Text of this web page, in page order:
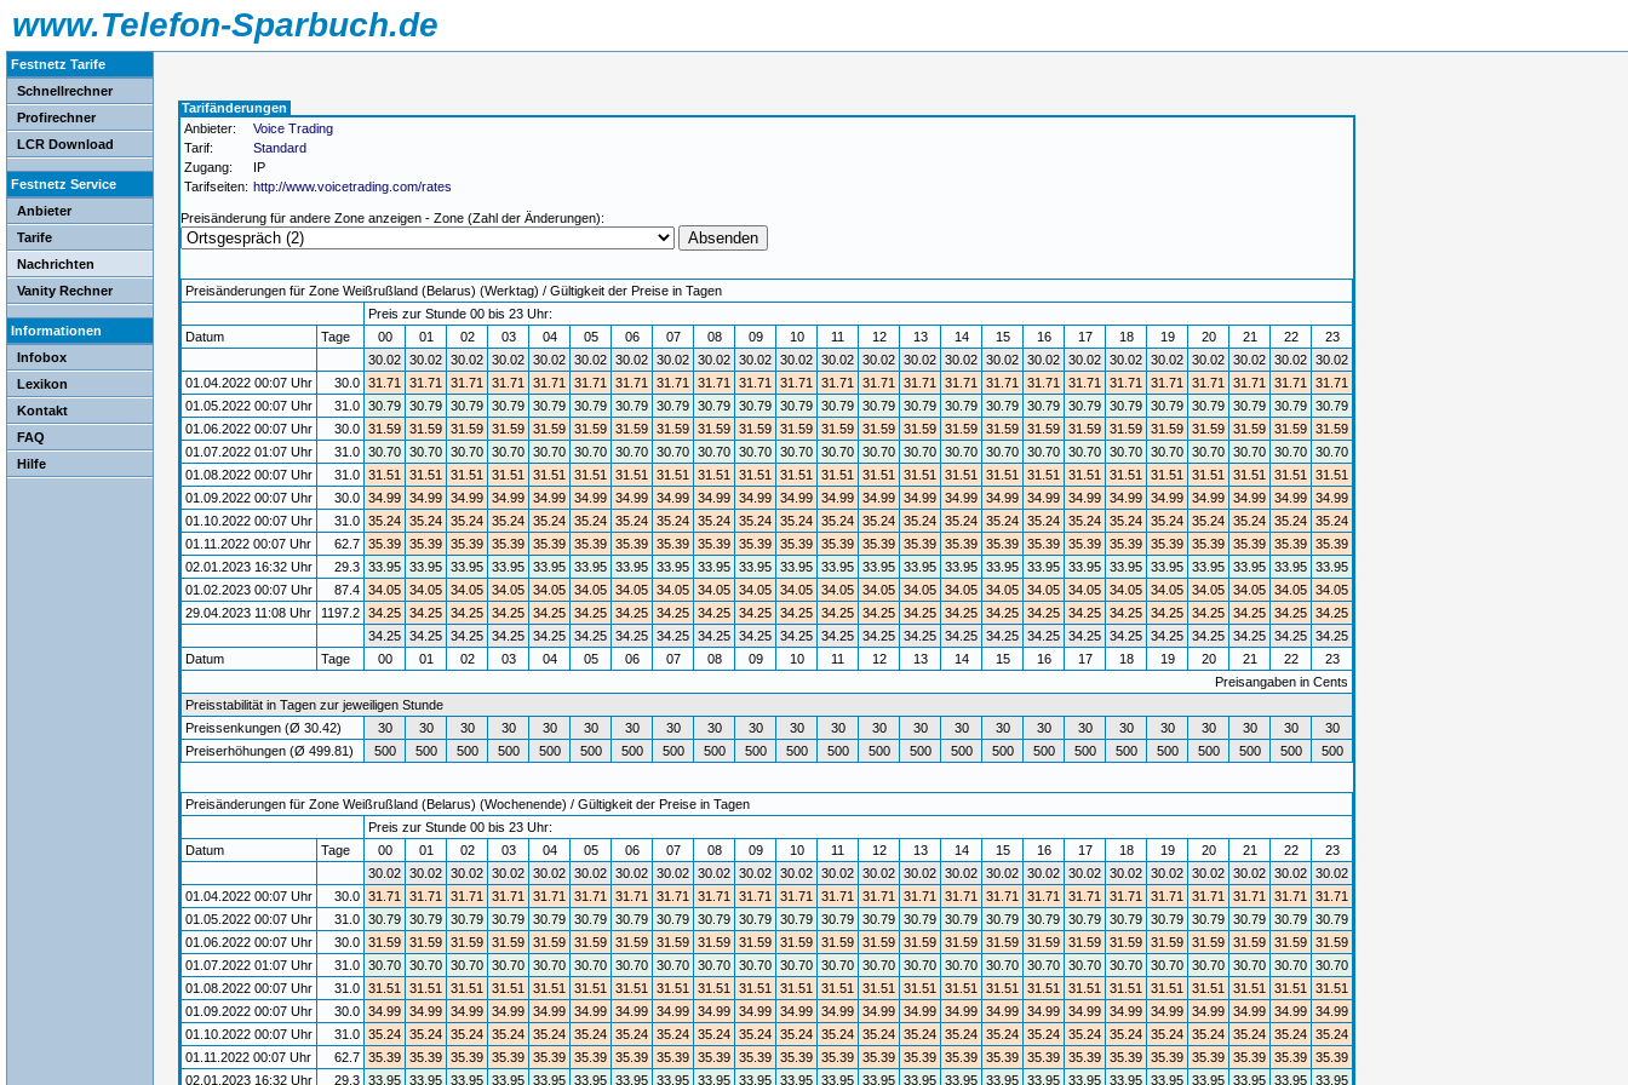
www.Telefon-Sparbuch.de
Festnetz Tarife
Schnellrechner
Profirechner
LCR Download
Festnetz Service
Anbieter
Tarife
Nachrichten
Vanity Rechner
Informationen
Infobox
Lexikon
Kontakt
FAQ
Hilfe
Tarifänderungen
Anbieter:
Voice Trading
Tarif:
Standard
Zugang:
IP
Tarifseiten: http://www.voicetrading.com/rates
Preisänderung für andere Zone anzeigen - Zone (Zahl der Änderungen):
Preisänderungen für Zone Weißrußland (Belarus) (Werktag) / Gültigkeit der Preise in Tagen
Preis zur Stunde 00 bis 23 Uhr:
Datum
Tage 00 01 02 03 04 05 06 07 08 09 10 11 12 13 14 15 16 17 18 19 20 21 22
23
30.02 30.02 30.02 30.02 30.02 30.02 30.02 30.02 30.02 30.02 30.02 30.02 30.02 30.02 30.02 30.02 30.02 30.02 30.02 30.02 30.02 30.02 30.02 30.02
01.04.2022 00:07 Uhr
30.0 31.71 31.71 31.71 31.71 31.71 31.71 31.71 31.71 31.71 31.71 31.71 31.71 31.71 31.71 31.71 31.71 31.71 31.71 31.71 31.71 31.71 31.71 31.71
31.71
01.05.2022 00:07 Uhr
31.0 30.79 30.79 30.79 30.79 30.79 30.79 30.79 30.79 30.79 30.79 30.79 30.79 30.79 30.79 30.79 30.79 30.79 30.79 30.79 30.79 30.79 30.79 30.79 30.79
01.06.2022 00:07 Uhr
30.0 31.59 31.59 31.59 31.59 31.59 31.59 31.59 31.59 31.59 31.59 31.59 31.59 31.59 31.59 31.59 31.59 31.59 31.59 31.59 31.59 31.59 31.59 31.59 31.59
01.07.2022 01:07 Uhr
31.0 30.70 30.70 30.70 30.70 30.70 30.70 30.70 30.70 30.70 30.70 30.70 30.70 30.70 30.70 30.70 30.70 30.70 30.70 30.70 30.70 30.70 30.70 30.70 30.70
01.08.2022 00:07 Uhr
31.0 31.51 31.51 31.51 31.51 31.51 31.51 31.51 31.51 31.51 31.51 31.51 31.51 31.51 31.51 31.51 31.51 31.51 31.51 31.51 31.51 31.51 31.51 31.51
31.51
01.09.2022 00:07 Uhr
30.0 34.99 34.99 34.99 34.99 34.99 34.99 34.99 34.99 34.99 34.99 34.99 34.99 34.99 34.99 34.99 34.99 34.99 34.99 34.99 34.99 34.99 34.99 34.99 34.99
01.10.2022 00:07 Uhr
31.0 35.24 35.24 35.24 35.24 35.24 35.24 35.24 35.24 35.24 35.24 35.24 35.24 35.24 35.24 35.24 35.24 35.24 35.24 35.24 35.24 35.24 35.24 35.24 35.24
01.11.2022 00:07 Uhr
62.7 35.39 35.39 35.39 35.39 35.39 35.39 35.39 35.39 35.39 35.39 35.39 35.39 35.39 35.39 35.39 35.39 35.39 35.39 35.39 35.39 35.39 35.39 35.39 35.39
02.01.2023 16:32 Uhr
29.3 33.95 33.95 33.95 33.95 33.95 33.95 33.95 33.95 33.95 33.95 33.95 33.95 33.95 33.95 33.95 33.95 33.95 33.95 33.95 33.95 33.95 33.95 33.95 33.95
01.02.2023 00:07 Uhr
87.4 34.05 34.05 34.05 34.05 34.05 34.05 34.05 34.05 34.05 34.05 34.05 34.05 34.05 34.05 34.05 34.05 34.05 34.05 34.05 34.05 34.05 34.05 34.05 34.05
29.04.2023 11:08 Uhr
1197.2 34.25 34.25 34.25 34.25 34.25 34.25 34.25 34.25 34.25 34.25 34.25 34.25 34.25 34.25 34.25 34.25 34.25 34.25 34.25 34.25 34.25 34.25 34.25 34.25
34.25 34.25 34.25 34.25 34.25 34.25 34.25 34.25 34.25 34.25 34.25 34.25 34.25 34.25 34.25 34.25 34.25 34.25 34.25 34.25 34.25 34.25 34.25 34.25
Datum
Tage 00 01 02 03 04 05 06 07 08 09 10 11 12 13 14 15 16 17 18 19 20 21 22
23
Preisangaben in Cents
Preisstabilität in Tagen zur jeweiligen Stunde
Preissenkungen (Ø 30.42)
30 30 30 30 30 30 30 30 30 30 30 30 30 30 30 30 30 30 30 30 30 30 30
30
Preiserhöhungen (Ø 499.81)
500 500 500 500 500 500 500 500 500 500 500 500 500 500 500 500 500 500 500 500 500 500 500 500
Preisänderungen für Zone Weißrußland (Belarus) (Wochenende) / Gültigkeit der Preise in Tagen
Preis zur Stunde 00 bis 23 Uhr:
Datum
Tage 00 01 02 03 04 05 06 07 08 09 10 11 12 13 14 15 16 17 18 19 20 21 22
23
30.02 30.02 30.02 30.02 30.02 30.02 30.02 30.02 30.02 30.02 30.02 30.02 30.02 30.02 30.02 30.02 30.02 30.02 30.02 30.02 30.02 30.02 30.02 30.02
01.04.2022 00:07 Uhr
30.0 31.71 31.71 31.71 31.71 31.71 31.71 31.71 31.71 31.71 31.71 31.71 31.71 31.71 31.71 31.71 31.71 31.71 31.71 31.71 31.71 31.71 31.71 31.71
31.71
01.05.2022 00:07 Uhr
31.0 30.79 30.79 30.79 30.79 30.79 30.79 30.79 30.79 30.79 30.79 30.79 30.79 30.79 30.79 30.79 30.79 30.79 30.79 30.79 30.79 30.79 30.79 30.79 30.79
01.06.2022 00:07 Uhr
30.0 31.59 31.59 31.59 31.59 31.59 31.59 31.59 31.59 31.59 31.59 31.59 31.59 31.59 31.59 31.59 31.59 31.59 31.59 31.59 31.59 31.59 31.59 31.59 31.59
01.07.2022 01:07 Uhr
31.0 30.70 30.70 30.70 30.70 30.70 30.70 30.70 30.70 30.70 30.70 30.70 30.70 30.70 30.70 30.70 30.70 30.70 30.70 30.70 30.70 30.70 30.70 30.70 30.70
01.08.2022 00:07 Uhr
31.0 31.51 31.51 31.51 31.51 31.51 31.51 31.51 31.51 31.51 31.51 31.51 31.51 31.51 31.51 31.51 31.51 31.51 31.51 31.51 31.51 31.51 31.51 31.51
31.51
01.09.2022 00:07 Uhr
30.0 34.99 34.99 34.99 34.99 34.99 34.99 34.99 34.99 34.99 34.99 34.99 34.99 34.99 34.99 34.99 34.99 34.99 34.99 34.99 34.99 34.99 34.99 34.99 34.99
01.10.2022 00:07 Uhr
31.0 35.24 35.24 35.24 35.24 35.24 35.24 35.24 35.24 35.24 35.24 35.24 35.24 35.24 35.24 35.24 35.24 35.24 35.24 35.24 35.24 35.24 35.24 35.24 35.24
01.11.2022 00:07 Uhr
62.7 35.39 35.39 35.39 35.39 35.39 35.39 35.39 35.39 35.39 35.39 35.39 35.39 35.39 35.39 35.39 35.39 35.39 35.39 35.39 35.39 35.39 35.39 35.39 35.39
02.01.2023 16:32 Uhr
29.3 33.95 33.95 33.95 33.95 33.95 33.95 33.95 33.95 33.95 33.95 33.95 33.95 33.95 33.95 33.95 33.95 33.95 33.95 33.95 33.95 33.95 33.95 33.95 33.95